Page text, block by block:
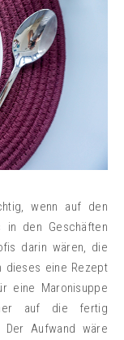
wenn auf den
in den Geschäften
darin wären, die
dieses eine Rezept
eine Maronisuppe
auf die fertig
Der Aufwand wäre